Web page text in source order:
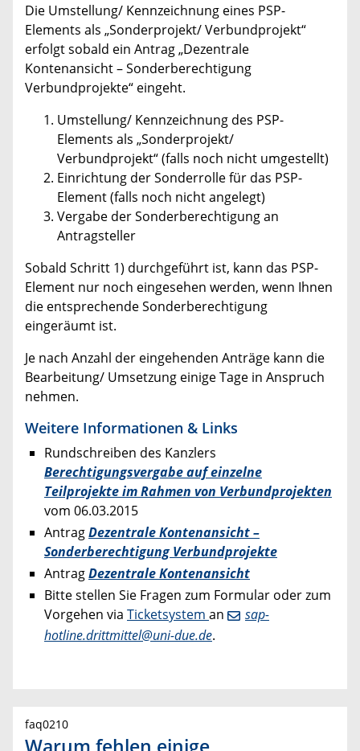
Die Umstellung/ Kennzeichnung eines PSP-
Elements als „Sonderprojekt/ Verbundprojekt“
erfolgt sobald ein Antrag „Dezentrale
Kontenansicht – Sonderberechtigung
Verbundprojekte“ eingeht.
Umstellung/ Kennzeichnung des PSP-
Elements als „Sonderprojekt/
Verbundprojekt“ (falls noch nicht umgestellt)
Einrichtung der Sonderrolle für das PSP-
Element (falls noch nicht angelegt)
Vergabe der Sonderberechtigung an
Antragsteller
Sobald Schritt 1) durchgeführt ist, kann das PSP-
Element nur noch eingesehen werden, wenn Ihnen
die entsprechende Sonderberechtigung
eingeräumt ist.
Je nach Anzahl der eingehenden Anträge kann die
Bearbeitung/ Umsetzung einige Tage in Anspruch
nehmen.
Weitere Informationen & Links
Rundschreiben des Kanzlers
Berechtigungsvergabe auf einzelne
Teilprojekte im Rahmen von Verbundprojekten
vom 06.03.2015
AntragDezentrale Kontenansicht –
Sonderberechtigung Verbundprojekte
AntragDezentrale Kontenansicht
Bitte stellen Sie Fragen zum Formular oder zum
Vorgehen via Ticketsystem an
sap-
hotline.drittmittel@uni-due.de.
faq0210